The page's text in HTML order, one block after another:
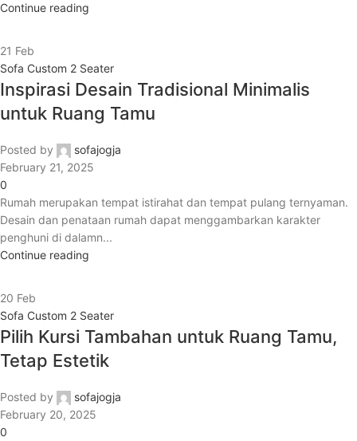
Continue reading
21 Feb
Sofa Custom 2 Seater
Inspirasi Desain Tradisional Minimalis
untuk Ruang Tamu
Posted by
sofajogja
February 21, 2025
0
Rumah merupakan tempat istirahat dan tempat pulang ternyaman.
Desain dan penataan rumah dapat menggambarkan karakter
penghuni di dalamn...
Continue reading
20 Feb
Sofa Custom 2 Seater
Pilih Kursi Tambahan untuk Ruang Tamu,
Tetap Estetik
Posted by
sofajogja
February 20, 2025
0